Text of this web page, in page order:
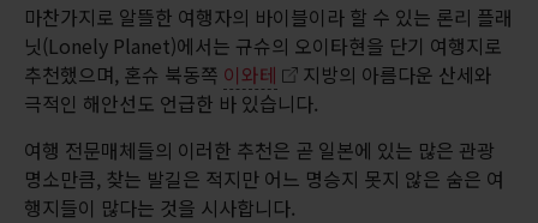
마찬가지로 알뜰한 여행자의 바이블이라 할 수 있는 론리 플래
닛(Lonely Planet)에서는 규슈의 오이타현을 단기 여행지로
추천했으며, 혼슈 북동쪽 이와테
지방의 아름다운 산세와
극적인 해안선도 언급한 바 있습니다.
여행 전문매체들의 이러한 추천은 곧 일본에 있는 많은 관광
명소만큼, 찾는 발길은 적지만 어느 명승지 못지 않은 숨은 여
행지들이 많다는 것을 시사합니다.